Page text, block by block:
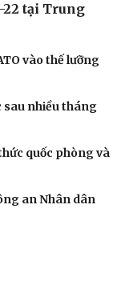
- Gia đình
tại Trung
vào thế lưỡng
sau nhiều tháng
quốc phòng và
an Nhân dân